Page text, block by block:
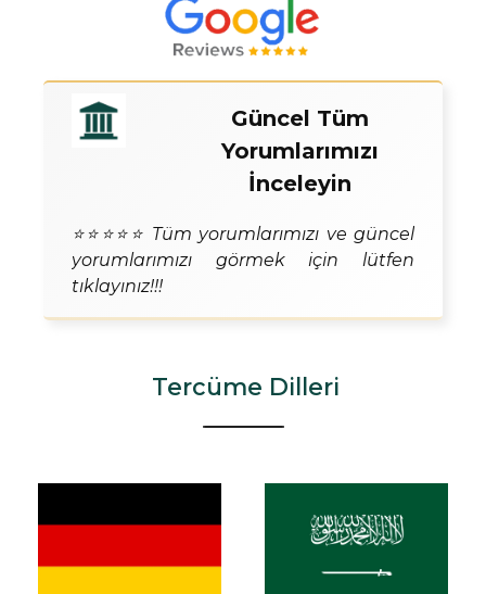
Güncel Tüm
Yorumlarımızı
İnceleyin
⭐⭐⭐⭐⭐ Tüm yorumlarımızı ve güncel
yorumlarımızı görmek için lütfen
tıklayınız!!!
Tercüme Dilleri